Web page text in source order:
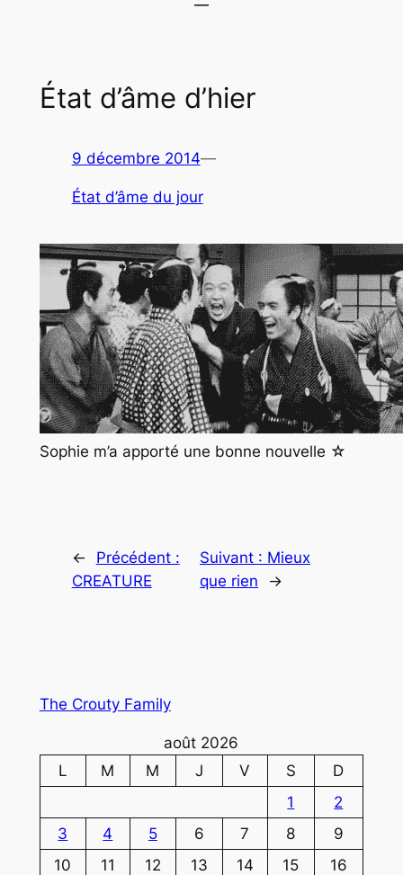
État d’âme d’hier
9 décembre 2014—
État d’âme du jour
Sophie m’a apporté une bonne nouvelle ☆
←
Précédent :
CREATURE
Suivant : Mieux
que rien
→
The Crouty Family
août 2026
L
M M J V S
D
1
2
3
4 5 6 7 8
9
10
11 12 13 14 15
16